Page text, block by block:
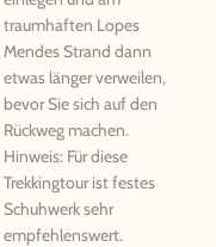
traumhaften Lopes
Mendes Strand dann
etwas länger verweilen,
bevor Sie sich auf den
Rückweg machen.
Hinweis: Für diese
Trekkingtour ist festes
Schuhwerk sehr
empfehlenswert.